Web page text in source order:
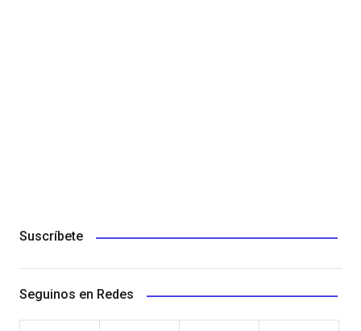
Suscríbete
Seguinos en Redes